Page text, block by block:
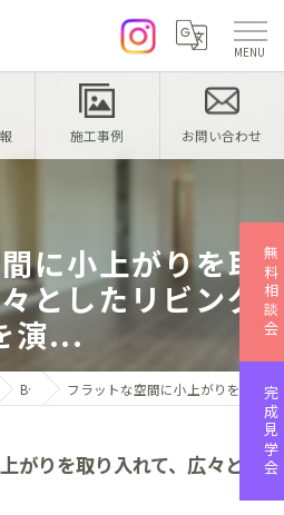
施工事例 お問い合わせ
に小上がりを取
としたリビング
演...
Blog フラットな空間に小上がりを取り入れて、広々としたリビングを演...
がりを取り入れて、広々と
無料相談会
完成見学会